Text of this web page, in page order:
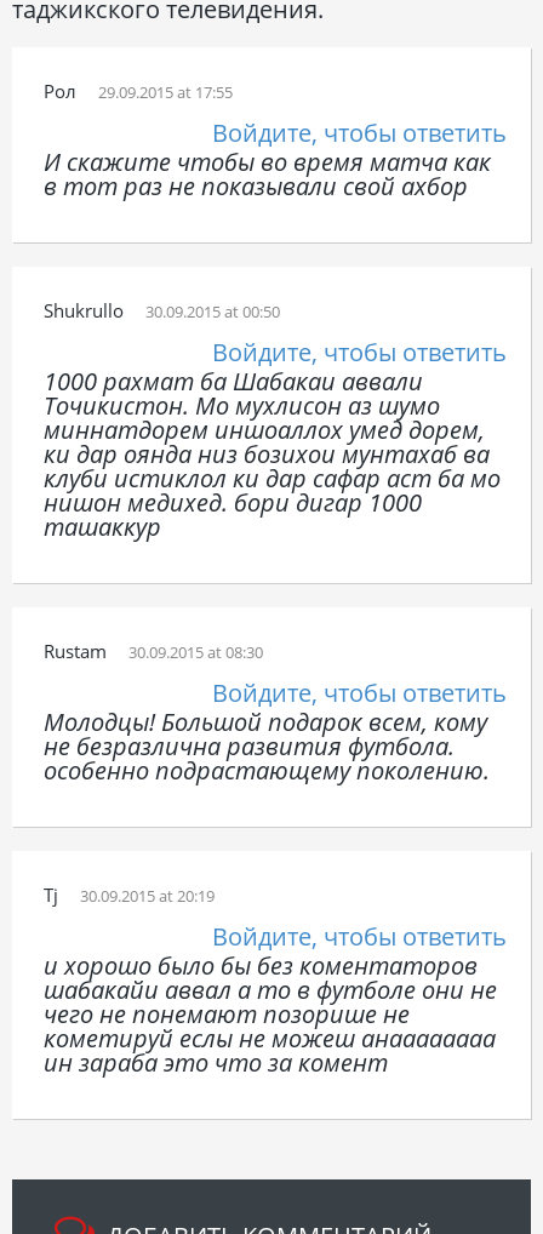
таджикского телевидения.
Рол 29.09.2015 at 17:55
Войдите, чтобы ответить
И скажите чтобы во время матча как
в тот раз не показывали свой ахбор
Shukrullo 30.09.2015 at 00:50
Войдите, чтобы ответить
1000 рахмат ба Шабакаи аввали
Точикистон. Мо мухлисон аз шумо
миннатдорем иншоаллох умед дорем,
ки дар оянда низ бозихои мунтахаб ва
клуби истиклол ки дар сафар аст ба мо
нишон медихед. бори дигар 1000
ташаккур
Rustam 30.09.2015 at 08:30
Войдите, чтобы ответить
Молодцы! Большой подарок всем, кому
не безразлична развития футбола.
особенно подрастающему поколению.
Tj 30.09.2015 at 20:19
Войдите, чтобы ответить
и хорошо было бы без коментаторов
шабакайи аввал а то в футболе они не
чего не понемают позорише не
кометируй еслы не можеш анаааааааа
ин зараба это что за комент